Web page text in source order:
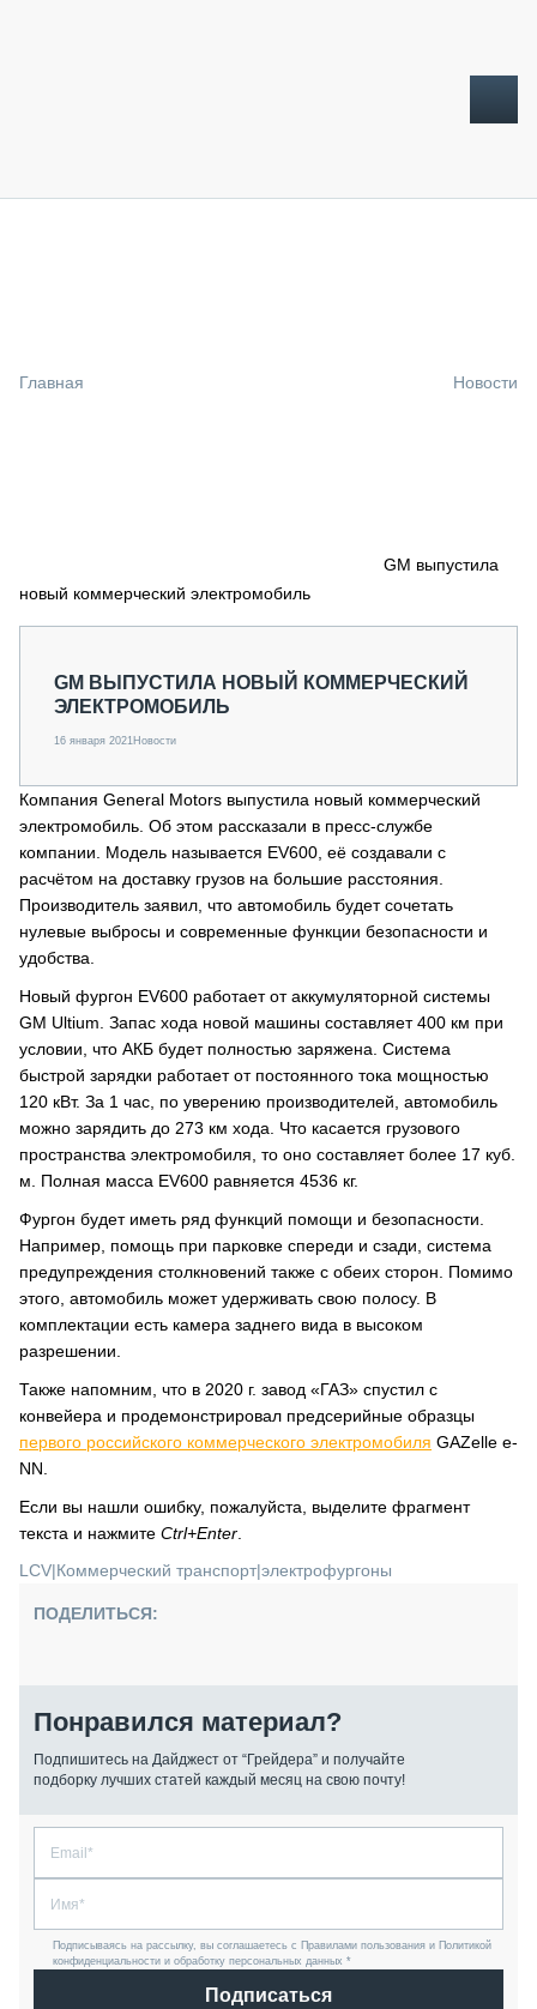
СПЕЦПРОЕКТЫ
О ПРОЕКТЕ
Главная Новости
GM выпустила
новый коммерческий электромобиль
GM ВЫПУСТИЛА НОВЫЙ КОММЕРЧЕСКИЙ
ЭЛЕКТРОМОБИЛЬ
16 января 2021Новости
Компания General Motors выпустила новый коммерческий
электромобиль. Об этом рассказали в пресс-службе
компании. Модель называется EV600, её создавали с
расчётом на доставку грузов на большие расстояния.
Производитель заявил, что автомобиль будет сочетать
нулевые выбросы и современные функции безопасности и
удобства.
Новый фургон EV600 работает от аккумуляторной системы
GM Ultium. Запас хода новой машины составляет 400 км при
условии, что АКБ будет полностью заряжена. Система
быстрой зарядки работает от постоянного тока мощностью
120 кВт. За 1 час, по уверению производителей, автомобиль
можно зарядить до 273 км хода. Что касается грузового
пространства электромобиля, то оно составляет более 17 куб.
м. Полная масса EV600 равняется 4536 кг.
Фургон будет иметь ряд функций помощи и безопасности.
Например, помощь при парковке спереди и сзади, система
предупреждения столкновений также с обеих сторон. Помимо
этого, автомобиль может удерживать свою полосу. В
комплектации есть камера заднего вида в высоком
разрешении.
Также напомним, что в 2020 г. завод «ГАЗ» спустил с
конвейера и продемонстрировал предсерийные образцы
первого российского коммерческого электромобиля GAZelle e-
NN.
Если вы нашли ошибку, пожалуйста, выделите фрагмент
текста и нажмите Ctrl+Enter
LCV|Коммерческий транспорт|электрофургоны
ПОДЕЛИТЬСЯ:
Понравился материал?
Подпишитесь на Дайджест от “Грейдера” и получайте
подборку лучших статей каждый месяц на свою почту!
Подписываясь на рассылку, вы соглашаетесь с Правилами пользования и Политикой
конфиденциальности и обработку персональных данных *
Подписаться